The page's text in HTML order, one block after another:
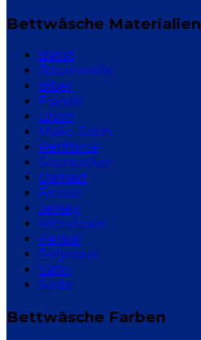
Bettwäsche Materialien
Batist
Baumwolle
Biber
Flanell
Linon
Mako-Satin
Renforcé
Seersucker
Damast
Fleece
Jersey
Microfaser
Perkal
Polyester
Satin
Seide
Bettwäsche Farben